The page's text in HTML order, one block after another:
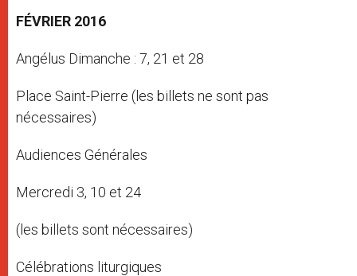
FÉVRIER 2016
Angélus Dimanche : 7, 21 et 28
Place Saint-Pierre (les billets ne sont pas
nécessaires)
Audiences Générales
Mercredi 3, 10 et 24
(les billets sont nécessaires)
Célébrations liturgiques